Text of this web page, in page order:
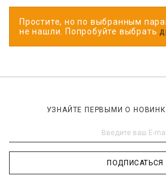
Простите, но по выбранным
не нашли. Попробуйте выбрать
УЗНАЙТЕ ПЕРВЫМИ О
ПОДПИСАТЬСЯ